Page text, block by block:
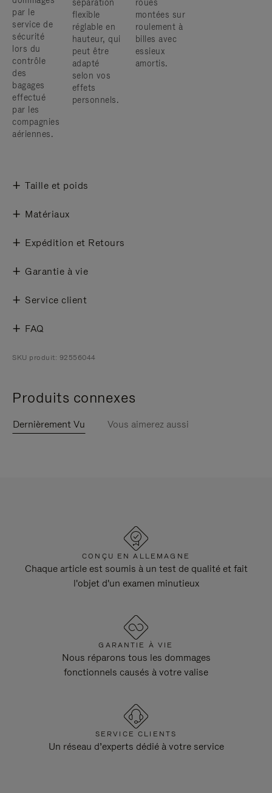
par le
service de
sécurité
lors du
contrôle
des
bagages
effectué
par les
compagnies
aériennes.
séparation
flexible
réglable en
hauteur, qui
peut être
adapté
selon vos
effets
personnels.
roues
montées sur
roulement à
billes avec
essieux
amortis.
Taille et poids
Matériaux
Expédition et Retours
Garantie à vie
Service client
FAQ
SKU produit: 92556044
Produits connexes
Dernièrement Vu Vous aimerez aussi
CONÇU EN ALLEMAGNE
Chaque article est soumis à un test de qualité et fait
l'objet d'un examen minutieux
GARANTIE À VIE
Nous réparons tous les dommages
fonctionnels causés à votre valise
SERVICE CLIENTS
Un réseau d’experts dédié à votre service